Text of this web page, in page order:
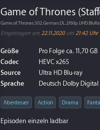
Game of Thrones
Eingetragen am 22.11.2020um 21:42 Uhr
Größe
Pro Folge ca. 11,70 GB
Codec
HEVC x265
Source
Ultra HD Blu-ray
Sprache
Deutsch Dolby Digital
Abenteuer Action Drama
Episoden einzeln ladbar